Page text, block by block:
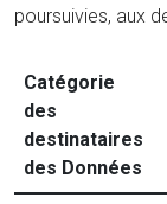
poursuivies, aux
Catégorie
des
destinataires
des Données